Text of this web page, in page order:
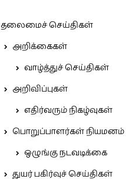
தலைமைச் செய்திகள்
அறிக்கைகள்
வாழ்த்துச் செய்திகள்
அறிவிப்புகள்
எதிர்வரும் நிகழ்வுகள்
பொறுப்பாளர்கள் நியமனம்
ஒழுங்கு நடவடிக்கை
துயர் பகிர்வுச் செய்திகள்